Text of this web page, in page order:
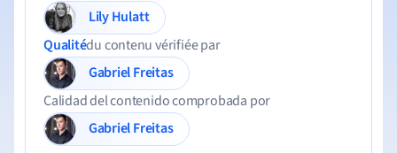
Lily Hulatt
Qualitédu contenu vérifiée par
Gabriel Freitas
Calidad del contenido comprobada por
Gabriel Freitas